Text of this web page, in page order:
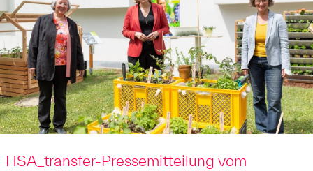
HSA_transfer-Pressemitteilung vom